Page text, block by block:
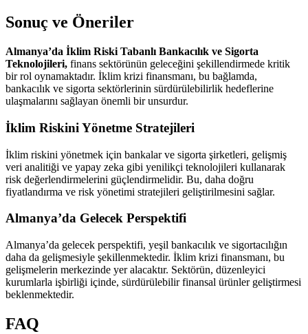
Sonuç ve Öneriler
Almanya’da İklim Riski Tabanlı Bankacılık ve Sigorta
Teknolojileri, finans sektörünün geleceğini şekillendirmede kritik
bir rol oynamaktadır. İklim krizi finansmanı, bu bağlamda,
bankacılık ve sigorta sektörlerinin sürdürülebilirlik hedeflerine
ulaşmalarını sağlayan önemli bir unsurdur.
İklim Riskini Yönetme Stratejileri
İklim riskini yönetmek için bankalar ve sigorta şirketleri, gelişmiş
veri analitiği ve yapay zeka gibi yenilikçi teknolojileri kullanarak
risk değerlendirmelerini güçlendirmelidir. Bu, daha doğru
fiyatlandırma ve risk yönetimi stratejileri geliştirilmesini sağlar.
Almanya’da Gelecek Perspektifi
Almanya’da gelecek perspektifi, yeşil bankacılık ve sigortacılığın
daha da gelişmesiyle şekillenmektedir. İklim krizi finansmanı, bu
gelişmelerin merkezinde yer alacaktır. Sektörün, düzenleyici
kurumlarla işbirliği içinde, sürdürülebilir finansal ürünler geliştirmesi
beklenmektedir.
FAQ